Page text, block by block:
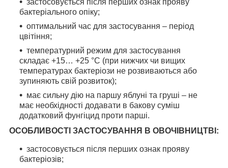
застосовується після перших ознак прояву
бактеріального опіку;
оптимальний час для застосування – період
цвітіння;
температурний режим для застосування
складає +15… +25 °С (при нижчих чи вищих
температурах бактеріози не розвиваються або
зупиняють свій розвиток);
має сильну дію на паршу яблуні та груші – не
має необхідності додавати в бакову суміш
додатковий фунгіцид проти парші.
ОСОБЛИВОСТІ ЗАСТОСУВАННЯ В ОВОЧІВНИЦТВІ:
застосовується після перших ознак прояву
бактеріозів;